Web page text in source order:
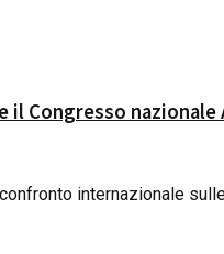
il Congresso nazionale
internazionale